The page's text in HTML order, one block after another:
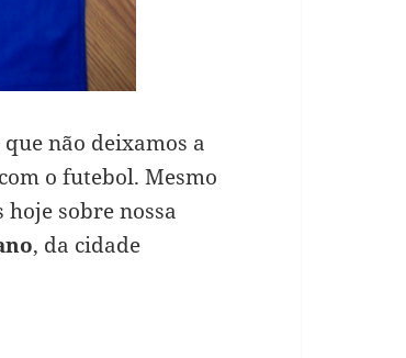
não deixamos a
o futebol. Mesmo
hoje sobre nossa
, da cidade